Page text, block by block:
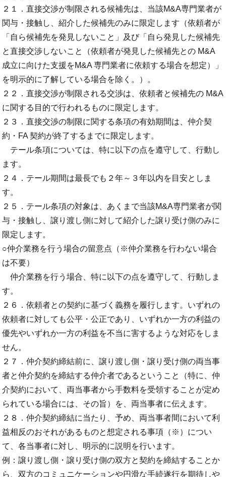
２１．直接交渉が制限される候補先は、当該M&A専門業者が
関与・接触し、紹介した候補先のみに限定します（依頼者が
「自ら候補先を発見しないこと」及び「自ら発見した候補先
と直接交渉しないこと（依頼者が発見した候補先との M&A
成立に向けた支援をM&A 専門業者に依頼する場合を想定）」
を明示的に了解している場合を除く。）。
２２．直接交渉が制限される交渉は、依頼者と候補先の M&A
に関する目的で行われるものに限定します。
２３．直接交渉の制限に関する条項の有効期間は、仲介契
約・FA 契約が終了するまでに限定します。
テール条項については、特に以下の点を遵守して、行動し
ます。
２４．テール期間は最長でも２年～３年以内を目安としま
す。
２５．テール条項の対象は、あくまで当該M&A専門業者が関
与・接触し、譲り渡し側に対して紹介した譲り受け側のみに
限定します。
○仲介業務を行う場合の留意点（※仲介業務を行わない場合
は不要）
仲介業務を行う場合、特に以下の点を遵守して、行動しま
す。
２６．依頼者との契約に基づく義務を履行します。いずれの
依頼者に対しても公平・公正であり、いずれか一方の利益の
優先やいずれか一方の利益を不当に害するような対応をしま
せん。
２７．仲介契約締結前に、譲り渡し側・譲り受け側の両当事
者と仲介契約を締結する仲介者であるということ（特に、仲
介契約において、両当事者から手数料を受領することが定め
られている場合には、その旨）を、両当事者に伝えます。
２８．仲介契約締結に当たり、予め、両当事者間において利
益相反のおそれがあるものと想定される事項（※）につい
て、各当事者に対し、明示的に説明を行います。
例：譲り渡し側・譲り受け側の双方と契約を締結することか
ら、双方のコミュニケーションや円滑な手続遂行を期待しや